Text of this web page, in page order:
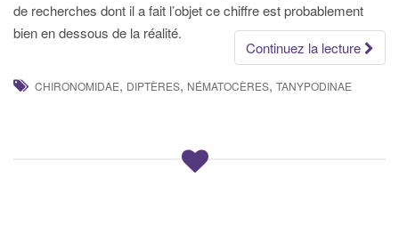
de recherches dont il a fait l’objet ce chiffre est probablement
bien en dessous de la réalité.
Continuez la lecture
CHIRONOMIDAE, DIPTÈRES, NÉMATOCÈRES, TANYPODINAE